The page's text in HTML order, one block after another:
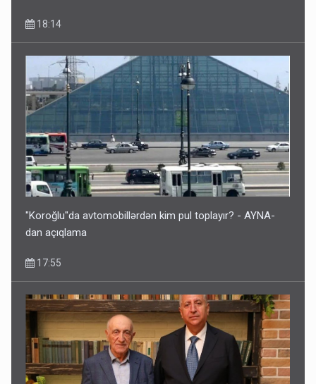
18:14
"Koroğlu"da avtomobillərdən kim pul toplayır? - AYNA-
dan açıqlama
17:55